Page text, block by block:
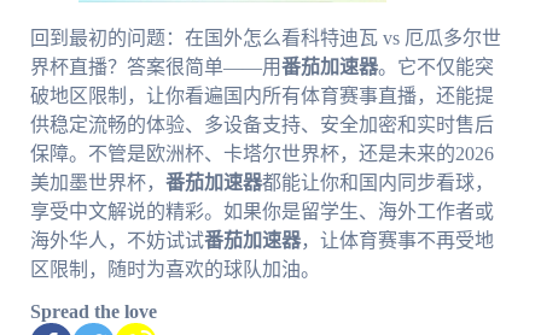
回到最初的问题：在国外怎么看科特迪瓦 vs 厄瓜多尔世
界杯直播？答案很简单——用番茄加速器。它不仅能突
破地区限制，让你看遍国内所有体育赛事直播，还能提
供稳定流畅的体验、多设备支持、安全加密和实时售后
保障。不管是欧洲杯、卡塔尔世界杯，还是未来的2026
美加墨世界杯， 番茄加速器都能让你和国内同步看球，
享受中文解说的精彩。如果你是留学生、海外工作者或
海外华人，不妨试试番茄加速器，让体育赛事不再受地
区限制，随时为喜欢的球队加油。
Spread the love